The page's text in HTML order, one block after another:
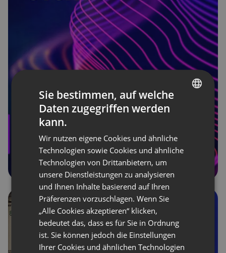
ENGLISH
GERMAN
POLISH
RUSSIAN
SPANISH
ITALIAN
Sie bestimmen, auf welche
Daten zugegriffen werden
kann.
Wir nutzen eigene Cookies und ähnliche
Technologien sowie Cookies und ähnliche
Technologien von Drittanbietern, um
unsere Dienstleistungen zu analysieren
und Ihnen Inhalte basierend auf Ihren
Präferenzen vorzuschlagen. Wenn Sie
„Alle Cookies akzeptieren“ klicken,
bedeutet das, dass es für Sie in Ordnung
ist. Sie können jedoch die Einstellungen
Ihrer Cookies und ähnlichen Technologien